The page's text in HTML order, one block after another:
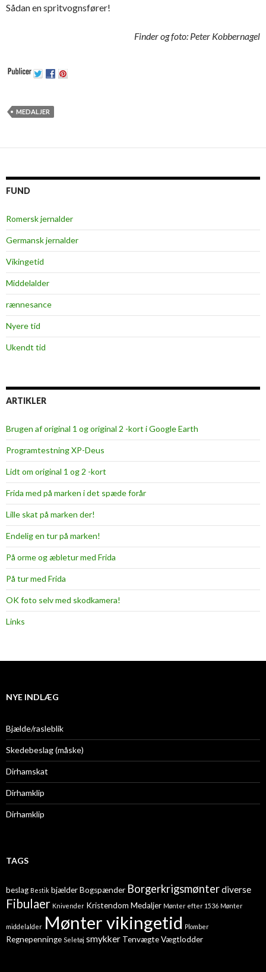
Sådan en spritvognsfører!
Finder og foto: Peter Kobbernagel
MEDALJER
FUND
Romersk jernalder
Germansk jernalder
Vikingetid
Middelalder
rænnesance
Nyere tid
Ukendt tid
ARTIKLER
Brugen af original 1 og original 2 -kort i Google Earth
Programtestning XP-Deus
Lidt om original 1 og 2 -kort
Frida med på marken i det spæde forår
Lille skat på marken der!
Endelig en tur på marken!
På orme og æbletur med Frida
På tur med Frida
OK foto selv med skodkamera!
Links
NYE INDLÆG
Bjælde/rasleblik
Skedebeslag (måske)
Dirhamskat
Dirhamklip
Dirhamklip
TAGS
beslag Bestik bjælderBogspænder Borgerkrigsmønterdiverse
Fibulaer Knivender Kristendom Medaljer Mønter efter 1536 Mønter
middelalder Mønter vikingetid Plomber
Regnepenninge Seletøj smykker TenvægteVægtlodder